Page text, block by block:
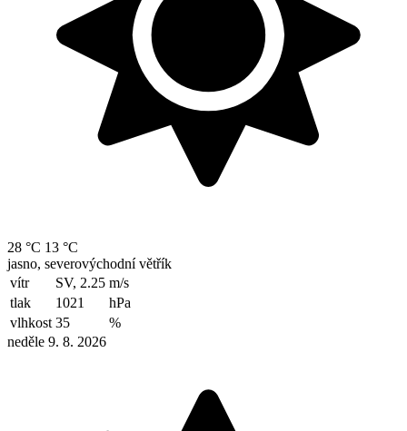
28 °C 13 °C
jasno, severovýchodní větřík
vítr
SV, 2.25 m/s
tlak
1021
hPa
vlhkost 35
%
neděle 9. 8. 2026